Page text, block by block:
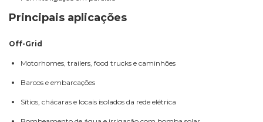
Principais aplicações
Off-Grid
Motorhomes, trailers, food trucks e caminhões
Barcos e embarcações
Sítios, chácaras e locais isolados da rede elétrica